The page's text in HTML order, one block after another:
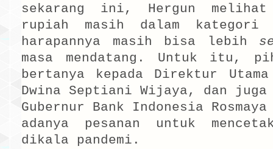
sekarang ini, Hergun melihat
rupiah masih dalam kategori
harapannya masih bisa lebih
masa mendatang. Untuk itu,
bertanya kepada Direktur
Dwina Septiani Wijaya, dan juga
Gubernur Bank Indonesia
adanya pesanan untuk
dikala pandemi.